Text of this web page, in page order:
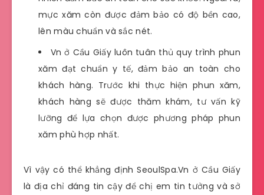
mực xăm còn được đảm bảo có độ bền cao,
lên màu chuẩn và sắc nét.
Vn ở Cầu Giấy luôn tuân thủ quy trình phun
xăm đạt chuẩn y tế, đảm bảo an toàn cho
khách hàng. Trước khi thực hiện phun xăm,
khách hàng sẽ được thăm khám, tư vấn kỹ
lưỡng để lựa chọn được phương pháp phun
xăm phù hợp nhất.
Vì vậy có thể khẳng định SeoulSpa.Vn ở Cầu Giấy
là địa chỉ đáng tin cậy để chị em tin tưởng và sở